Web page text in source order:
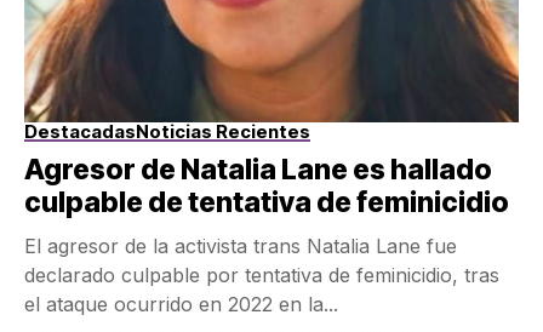
DestacadasNoticias Recientes
Agresor de Natalia Lane es hallado
culpable de tentativa de feminicidio
El agresor de la activista trans Natalia Lane fue
declarado culpable por tentativa de feminicidio, tras
el ataque ocurrido en 2022 en la...